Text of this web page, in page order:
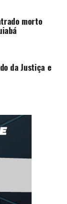
morto
da Justiça e